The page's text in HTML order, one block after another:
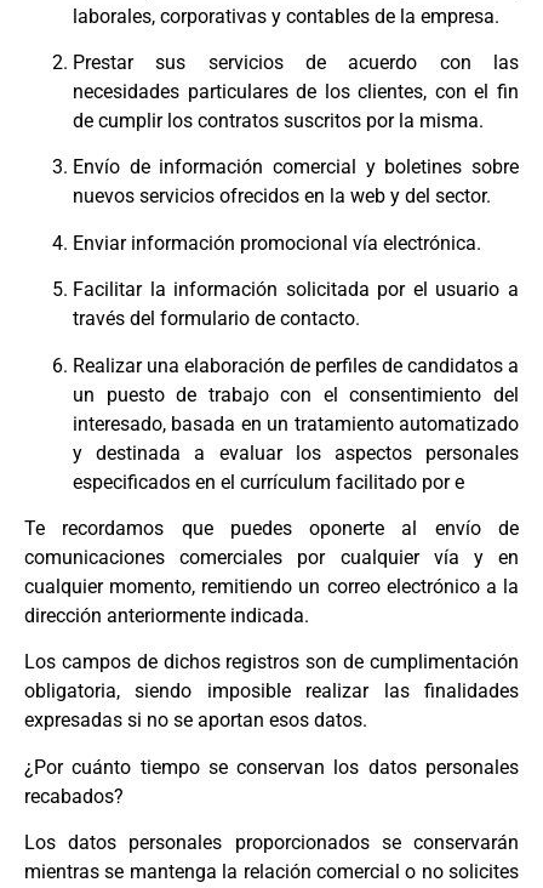
laborales, corporativas y contables de la empresa.
Prestar sus servicios de acuerdo con las
necesidades particulares de los clientes, con el fin
de cumplir los contratos suscritos por la misma.
Envío de información comercial y boletines sobre
nuevos servicios ofrecidos en la web y del sector.
Enviar información promocional vía electrónica.
Facilitar la información solicitada por el usuario a
través del formulario de contacto.
Realizar una elaboración de perfiles de candidatos a
un puesto de trabajo con el consentimiento del
interesado, basada en un tratamiento automatizado
y destinada a evaluar los aspectos personales
especificados en el currículum facilitado por e
Te recordamos que puedes oponerte al envío de
comunicaciones comerciales por cualquier vía y en
cualquier momento, remitiendo un correo electrónico a la
dirección anteriormente indicada.
Los campos de dichos registros son de cumplimentación
obligatoria, siendo imposible realizar las finalidades
expresadas si no se aportan esos datos.
¿Por cuánto tiempo se conservan los datos personales
recabados?
Los datos personales proporcionados se conservarán
mientras se mantenga la relación comercial o no solicites